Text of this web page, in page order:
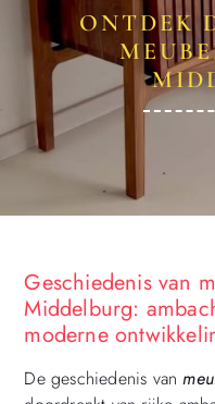
ONTDEK
Geschiedenis van
Middelburg:
moderne
De geschiedenis van